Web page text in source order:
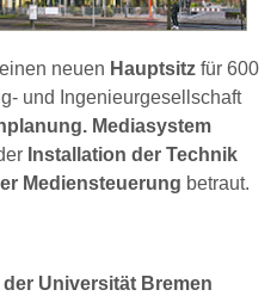
neuen Hauptsitz für 600
und Ingenieurgesellschaft
Mediasystem
Installation der Technik
Mediensteuerung betraut.
Universität Bremen